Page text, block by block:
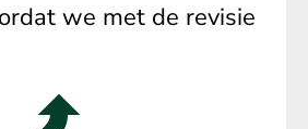
we met de revisie